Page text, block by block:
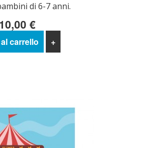
di 6-7 anni.
10,00 €
carrello +